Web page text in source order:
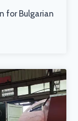
for Bulgarian